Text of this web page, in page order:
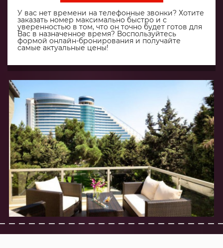
У вас нет времени на телефонные звонки? Хотите
заказать номер максимально быстро и с
уверенностью в том, что он точно будет готов для
Вас в назначенное время? Воспользуйтесь
формой онлайн-бронирования и получайте
самые актуальные цены!